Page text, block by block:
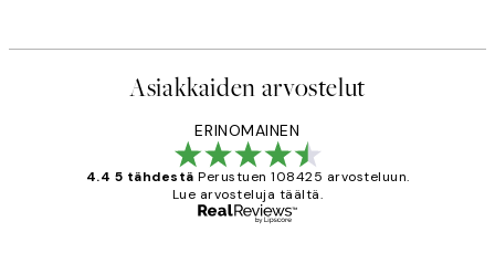
Asiakkaiden arvostelut
ERINOMAINEN
4.4 5 tähdestä Perustuen 108425 arvosteluun.
Lue arvosteluja täältä.